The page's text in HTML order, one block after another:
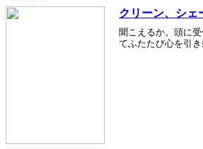
クリーン、シェ
聞こえるか。頭に
てふたたび心を引